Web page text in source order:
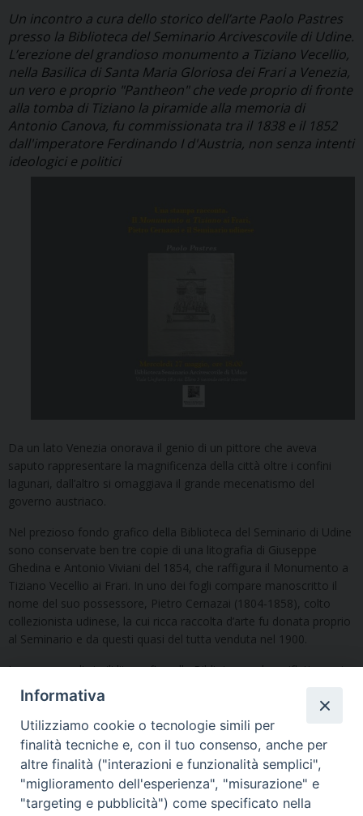
Un incontro a cura dello storico dell’arte Paolo Pastres
presso la Biblioteca del Seminario Arcivescovile di Udine.
L’erezione del grandioso monumento a Tiziano Vecellio,
nella Basilica di Santa Maria Gloriosa dei Frari a Venezia,
un vero e proprio "Pantheon" che vede proprio di fronte
alla tomba di Tiziano la piramide alla memoria di
Antonio Canova, fu commissionata tra il 1838 e il 1852
dall'imperatore Ferdinando I d'Austria, non senza intenti
ideologici e politici
Da un lato Venezia onorava il genio di un pittore che aveva
saputo rappresentare la magnificenza della città oltre i confini
lagunari, dall’altro si omaggiava il grande mecenatismo del
governo austriaco.
Nel prezioso fondo grafico della Biblioteca del Seminario di Udine
sono conservate ben tre copie di una litografia di Giuseppe
Ghedina e Antonio Viviani del 1854, che raffigura il Monumento a
Tiziano Vecellio ai Frari. In uno dei fogli compare manoscritto il
nome del suo possessore, Pietro Cernazai (1804-1858), colto
collezionista udinese, la cui ricca raccolta d’arte fu donata proprio
al Seminario e da questi quasi del tutta venduta nel 1900.
La presenza di simili litografie nella Biblioteca, a ben riflettere, ci
racconta dei legami tra Udine e una delle imprese più importanti
dell’Ottocento veneziano.
Tutto ciò verrà narrato da Paolo Pastres e accompagnato dalla
possibilità di vedere le stampe originali e i libri antichi dedicati.
Informativa
Utilizziamo cookie o tecnologie simili per
finalità tecniche e, con il tuo consenso, anche per
altre finalità ("interazioni e funzionalità semplici",
"miglioramento dell'esperienza", "misurazione" e
"targeting e pubblicità") come specificato nella